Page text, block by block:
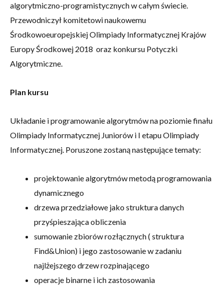
algorytmiczno-programistycznych w całym świecie.
Przewodniczył komitetowi naukowemu
Środkowoeuropejskiej Olimpiady Informatycznej Krajów
Europy Środkowej 2018 oraz konkursu Potyczki
Algorytmiczne.
Plan kursu
Układanie i programowanie algorytmów na poziomie finału
Olimpiady Informatycznej Juniorów i I etapu Olimpiady
Informatycznej. Poruszone zostaną następujące tematy:
projektowanie algorytmów metodą programowania
dynamicznego
drzewa przedziałowe jako struktura danych
przyśpieszająca obliczenia
sumowanie zbiorów rozłącznych ( struktura
Find&Union) i jego zastosowanie w zadaniu
najlżejszego drzew rozpinającego
operacje binarne i ich zastosowania